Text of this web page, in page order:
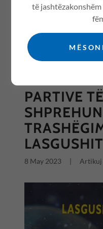
All Posts
PARTIVE
LASGUSHIT
8 May 2023 Artikuj
të